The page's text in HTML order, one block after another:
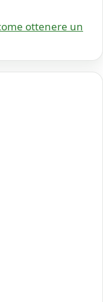
ottenere un